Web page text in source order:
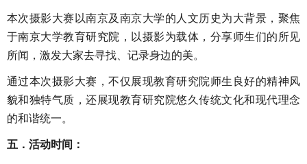
本次摄影大赛以南京及南京大学的人文历史为大背景，聚焦
于南京大学教育研究院，以摄影为载体，分享师生们的所见
所闻，激发大家去寻找、记录身边的美。
通过本次摄影大赛，不仅展现教育研究院师生良好的精神风
貌和独特气质，还展现教育研究院悠久传统文化和现代理念
的和谐统一。
五．活动时间：